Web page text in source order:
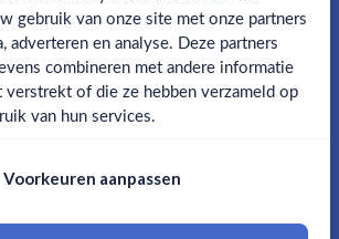
jij 18 jaar of ouder?
Ja Nee
of ouder zijn
gebruik van onze site met onze partners
adverteren en analyse. Deze partners
combineren met andere informatie
verstrekt of die ze hebben verzameld op
van hun services.
Voorkeuren aanpassen
Claim mijn korting